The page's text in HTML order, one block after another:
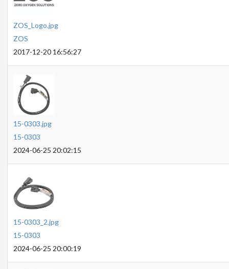
ZOS_Logo.jpg
ZOS
2017-12-20 16:56:27
15-0303.jpg
15-0303
2024-06-25 20:02:15
15-0303_2.jpg
15-0303
2024-06-25 20:00:19